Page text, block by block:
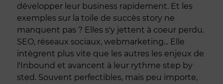
développer leur business rapidement. Et les
exemples sur la toile de succès story ne
manquent pas ? Elles s'y jettent à coeur perdu.
SEO, réseaux sociaux, webmarketing... Elle
intègrent plus vite que les autres les enjeux de
l'Inbound et avancent à leur rythme step by
sted. Souvent perfectibles, mais peu importe,